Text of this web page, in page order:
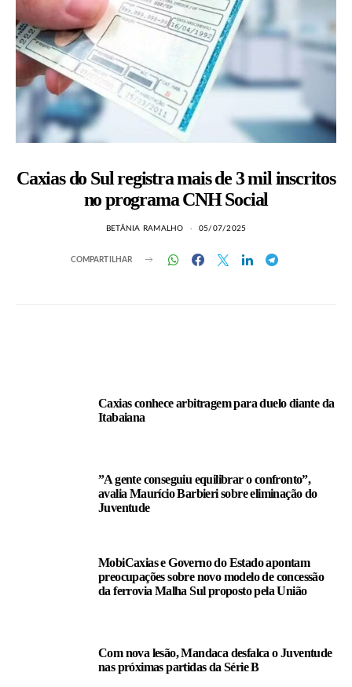
Caxias do Sul registra mais de 3 mil inscritos
no programa CNH Social
BETÂNIA RAMALHO 05/07/2025
COMPARTILHAR
Caxias conhece arbitragem para duelo diante da
Itabaiana
”A gente conseguiu equilibrar o confronto”,
avalia Maurício Barbieri sobre eliminação do
Juventude
MobiCaxias e Governo do Estado apontam
preocupações sobre novo modelo de concessão
da ferrovia Malha Sul proposto pela União
Com nova lesão, Mandaca desfalca o Juventude
nas próximas partidas da Série B